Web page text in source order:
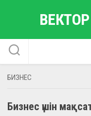
БИЗНЕС
Бизнес үшін